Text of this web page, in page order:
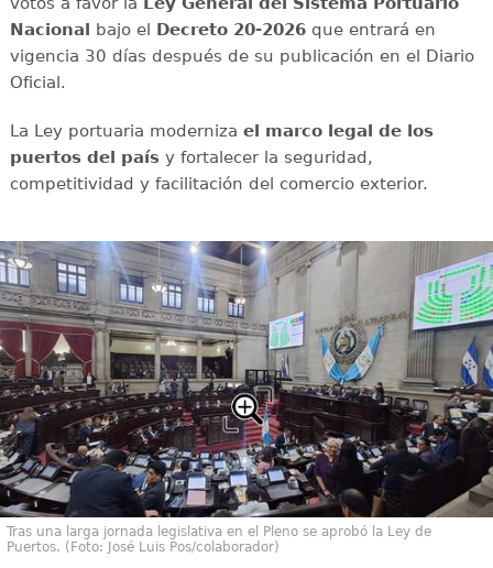
Nacional bajo el Decreto 20-2026 que entrará en
vigencia 30 días después de su publicación en el Diario
Oficial.
La Ley portuaria moderniza el marco legal de los
puertos del paísy fortalecer la seguridad,
competitividad y facilitación del comercio exterior.
Tras una larga jornada legislativa en el Pleno se aprobó la Ley de
Puertos. (Foto: José Luis Pos/colaborador)